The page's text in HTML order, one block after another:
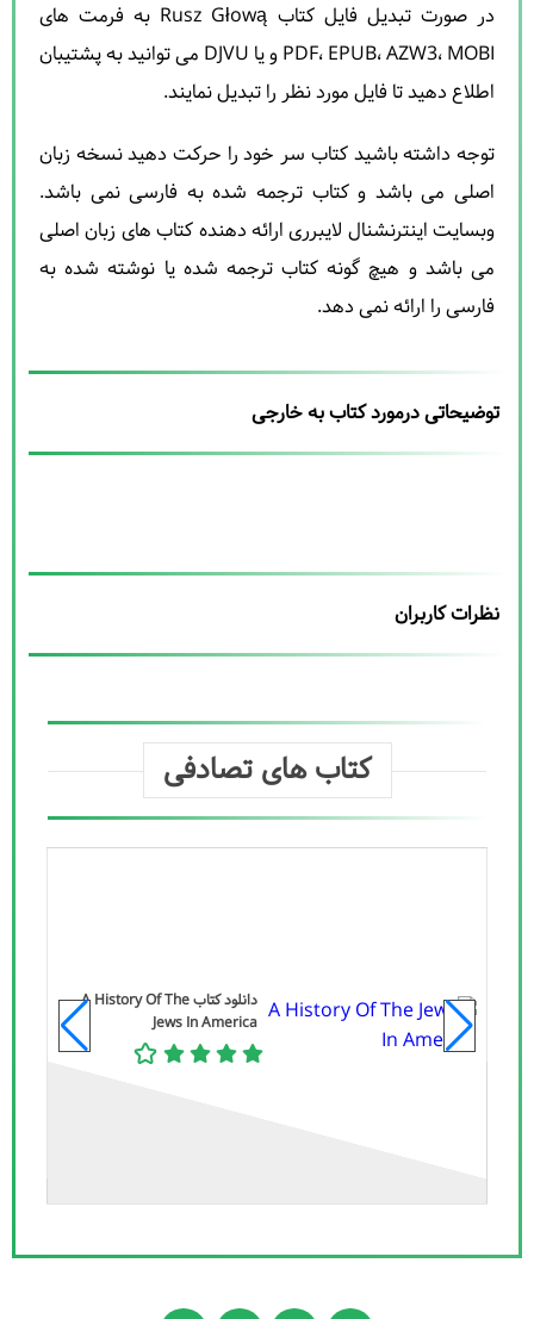
در صورت تبدیل فایل کتاب Rusz Głową به فرمت های
PDF، EPUB، AZW3، MOBI و یا DJVU می توانید به پشتیبان
اطلاع دهید تا فایل مورد نظر را تبدیل نمایند.
توجه داشته باشید کتاب سر خود را حرکت دهید نسخه زبان
اصلی می باشد و کتاب ترجمه شده به فارسی نمی باشد.
وبسایت اینترنشنال لایبرری ارائه دهنده کتاب های زبان اصلی
می باشد و هیچ گونه کتاب ترجمه شده یا نوشته شده به
فارسی را ارائه نمی دهد.
توضیحاتی درمورد کتاب به خارجی
نظرات کاربران
کتاب های تصادفی
دانلود کتاب A History Of The
Jews In America